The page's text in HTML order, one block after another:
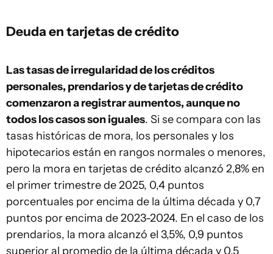
Deuda en tarjetas de crédito
Las tasas de irregularidad de los créditos
personales, prendarios y de tarjetas de crédito
comenzaron a registrar aumentos, aunque no
todos los casos son iguales. Si se compara con las
tasas históricas de mora, los personales y los
hipotecarios están en rangos normales o menores,
pero la mora en tarjetas de crédito alcanzó 2,8% en
el primer trimestre de 2025, 0,4 puntos
porcentuales por encima de la última década y 0,7
puntos por encima de 2023-2024. En el caso de los
prendarios, la mora alcanzó el 3,5%, 0,9 puntos
superior al promedio de la última década y 0,5